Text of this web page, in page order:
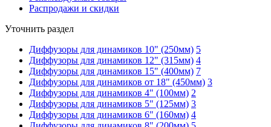
Распродажи и скидки
Уточнить раздел
Диффузоры для динамиков 10" (250мм) 5
Диффузоры для динамиков 12" (315мм) 4
Диффузоры для динамиков 15" (400мм) 7
Диффузоры для динамиков от 18" (450мм) 3
Диффузоры для динамиков 4" (100мм) 2
Диффузоры для динамиков 5" (125мм) 3
Диффузоры для динамиков 6" (160мм) 4